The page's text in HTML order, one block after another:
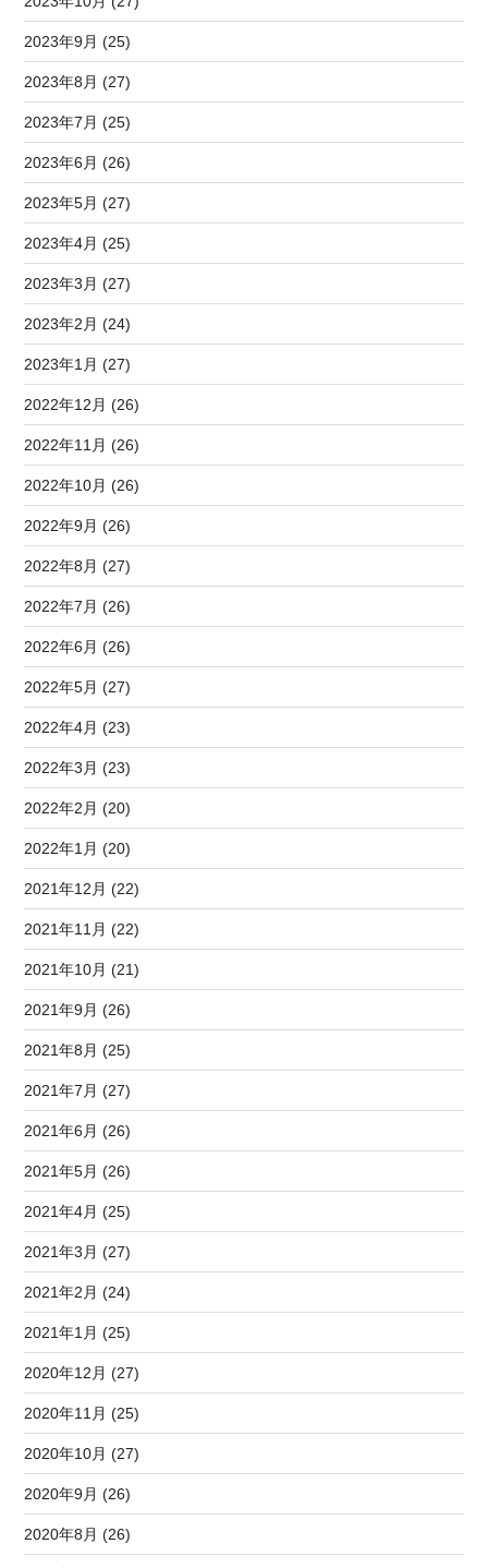
2023年9月 (25)
2023年8月 (27)
2023年7月 (25)
2023年6月 (26)
2023年5月 (27)
2023年4月 (25)
2023年3月 (27)
2023年2月 (24)
2023年1月 (27)
2022年12月 (26)
2022年11月 (26)
2022年10月 (26)
2022年9月 (26)
2022年8月 (27)
2022年7月 (26)
2022年6月 (26)
2022年5月 (27)
2022年4月 (23)
2022年3月 (23)
2022年2月 (20)
2022年1月 (20)
2021年12月 (22)
2021年11月 (22)
2021年10月 (21)
2021年9月 (26)
2021年8月 (25)
2021年7月 (27)
2021年6月 (26)
2021年5月 (26)
2021年4月 (25)
2021年3月 (27)
2021年2月 (24)
2021年1月 (25)
2020年12月 (27)
2020年11月 (25)
2020年10月 (27)
2020年9月 (26)
2020年8月 (26)